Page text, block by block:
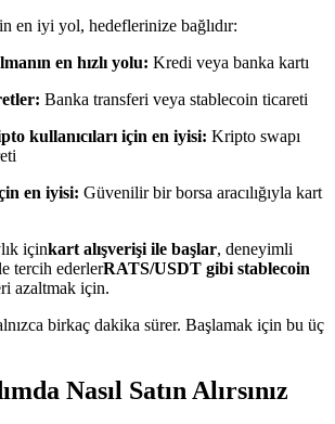
Olun
ve kopya ticaret komisyonlarının tadını çıkarın
en iyi yol, hedeflerinize bağlıdır:
en hızlı yolu: Kredi veya banka kartı
Banka transferi veya stablecoin ticareti
kullanıcıları için en iyisi: Kripto swapı
en iyisi: Güvenilir bir borsa aracılığıyla kart
içinkart alışverişi ile başlar, deneyimli
tercih ederlerRATS/USDT gibi stablecoin
azaltmak için.
birkaç dakika sürer. Başlamak için bu üç
Nasıl Satın Alırsınız